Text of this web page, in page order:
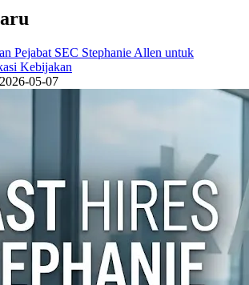
Pejabat SEC Stephanie Allen untuk
Kebijakan
2026-05-07